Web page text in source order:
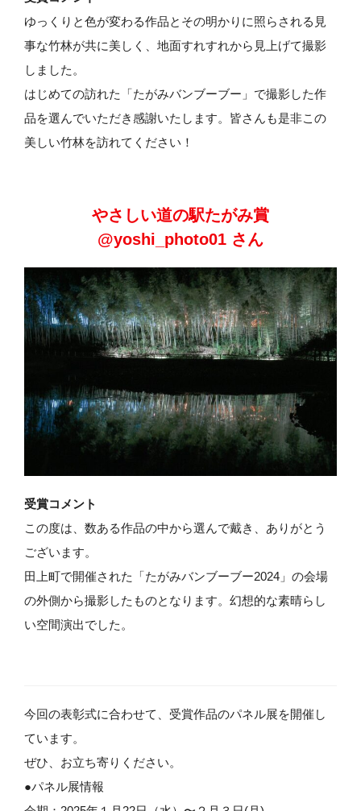
ゆっくりと色が変わる作品とその明かりに照らされる見
事な竹林が共に美しく、地面すれすれから見上げて撮影
しました。
はじめての訪れた「たがみバンブーブー」で撮影した作
品を選んでいただき感謝いたします。皆さんも是非この
美しい竹林を訪れてください！
やさしい道の駅たがみ賞
@yoshi_photo01 さん
受賞コメント
この度は、数ある作品の中から選んで戴き、ありがとう
ございます。
田上町で開催された「たがみバンブーブー2024」の会場
の外側から撮影したものとなります。幻想的な素晴らし
い空間演出でした。
今回の表彰式に合わせて、受賞作品のパネル展を開催し
ています。
ぜひ、お立ち寄りください。
●パネル展情報